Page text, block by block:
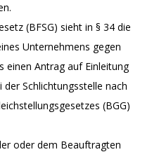
(BFSG) sieht in § 34 die
Unternehmens gegen
einen Antrag auf Einleitung
Schlichtungsstelle nach
(BGG)
oder dem Beauftragten